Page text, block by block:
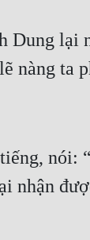
Dung lại
nàng ta
nói:
nhận